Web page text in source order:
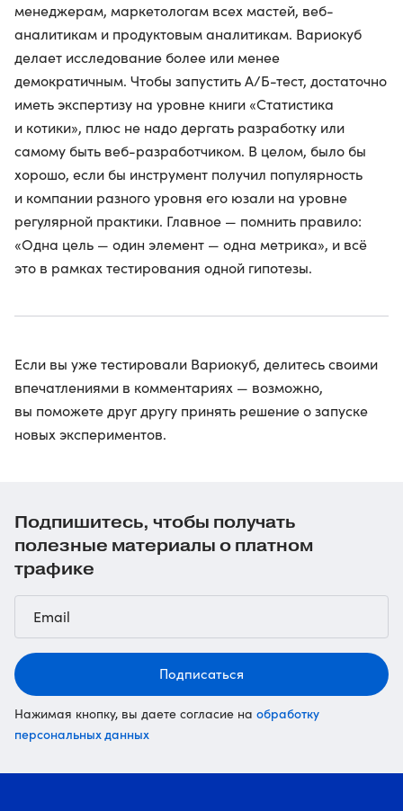
менеджерам, маркетологам всех мастей, веб-
аналитикам и продуктовым аналитикам. Вариокуб
делает исследование более или менее
демократичным. Чтобы запустить A/Б-тест, достаточно
иметь экспертизу на уровне книги «Статистика
и котики», плюс не надо дергать разработку или
самому быть веб-разработчиком. В целом, было бы
хорошо, если бы инструмент получил популярность
и компании разного уровня его юзали на уровне
регулярной практики. Главное — помнить правило:
«Одна цель — один элемент — одна метрика», и всё
это в рамках тестирования одной гипотезы.
Если вы уже тестировали Вариокуб, делитесь своими
впечатлениями в комментариях — возможно,
вы поможете друг другу принять решение о запуске
новых экспериментов.
Подпишитесь, чтобы получать
полезные материалы о платном
трафике
Подписаться
Нажимая кнопку, вы даете согласие на обработку
персональных данных